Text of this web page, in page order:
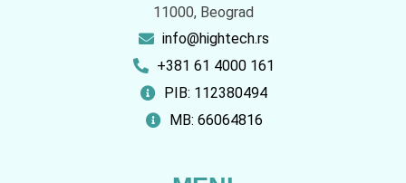
11000, Beograd
info@hightech.rs
+381 61 4000 161
PIB: 112380494
MB: 66064816